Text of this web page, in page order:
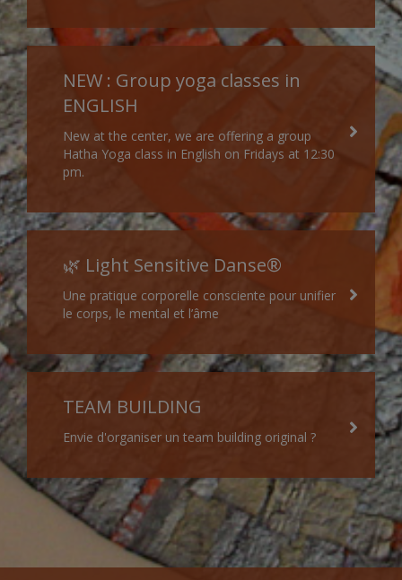
NEW : Group yoga classes in
ENGLISH
New at the center, we are offering a group
Hatha Yoga class in English on Fridays at 12:30
pm.
🌿 Light Sensitive Danse®
Une pratique corporelle consciente pour unifier
le corps, le mental et l’âme
TEAM BUILDING
Envie d'organiser un team building original ?